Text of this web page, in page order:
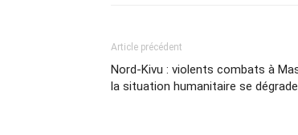
Article précédent
Nord-Kivu : violents combats à
la situation humanitaire se dégrade